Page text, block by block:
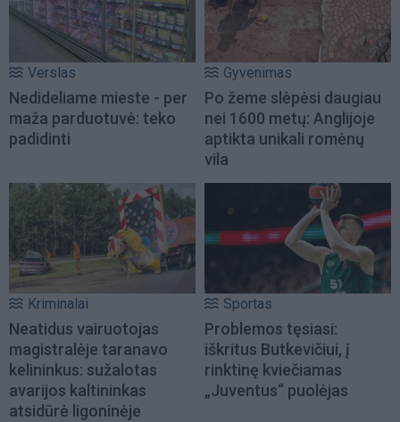
Verslas
Nedideliame mieste - per
maža parduotuvė: teko
padidinti
Gyvenimas
Po žeme slėpėsi daugiau
nei 1600 metų: Anglijoje
aptikta unikali romėnų
vila
Kriminalai
Neatidus vairuotojas
magistralėje taranavo
kelininkus: sužalotas
avarijos kaltininkas
atsidūrė ligoninėje
Sportas
Problemos tęsiasi:
iškritus Butkevičiui, į
rinktinę kviečiamas
„Juventus“ puolėjas